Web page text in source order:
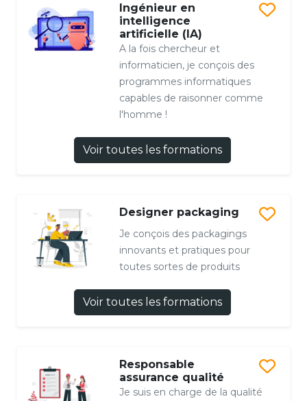
Ingénieur en
intelligence
artificielle (IA)
A la fois chercheur et
informaticien, je conçois des
programmes informatiques
capables de raisonner comme
l'homme !
Voir toutes les formations
Designer packaging
Je conçois des packagings
innovants et pratiques pour
toutes sortes de produits
Voir toutes les formations
Responsable
assurance qualité
Je suis en charge de la qualité